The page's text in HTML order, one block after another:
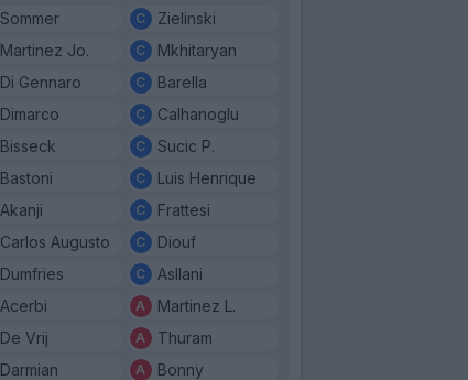
Sommer
Martinez Jo.
Di Gennaro
Dimarco
Bisseck
Bastoni
Akanji
Carlos Augusto
Dumfries
Acerbi
De Vrij
Darmian
Zielinski
Mkhitaryan
Barella
Calhanoglu
Sucic P.
Luis Henrique
Frattesi
Diouf
Asllani
Martinez L.
Thuram
Bonny